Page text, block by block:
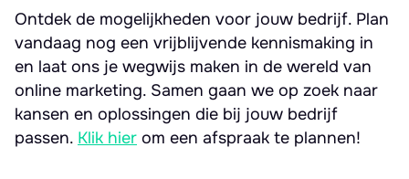
Ontdek de mogelijkheden voor jouw bedrijf. Plan
vandaag nog een vrijblijvende kennismaking in
en laat ons je wegwijs maken in de wereld van
online marketing. Samen gaan we op zoek naar
kansen en oplossingen die bij jouw bedrijf
passen. Klik hier om een afspraak te plannen!